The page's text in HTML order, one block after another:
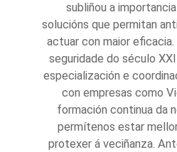
subliñou a
solucións que permitan
actuar con maior
seguridade do século
especialización e
con empresas como
formación continua da
permítenos estar
protexer á veciñanza.